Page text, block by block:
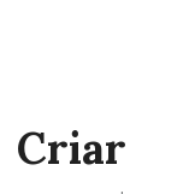
Criar